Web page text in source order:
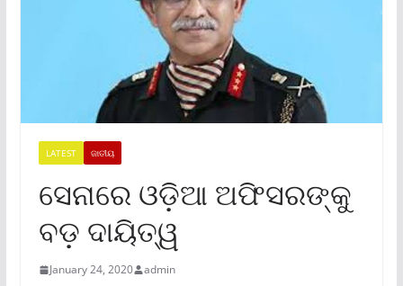
LATEST ଜାତୀୟ
ସେନାରେ ଓଡ଼ିଆ ଅଫିସରଙ୍କୁ
ବଡ଼ ଦାୟିତ୍ୱ
January 24, 2020 admin